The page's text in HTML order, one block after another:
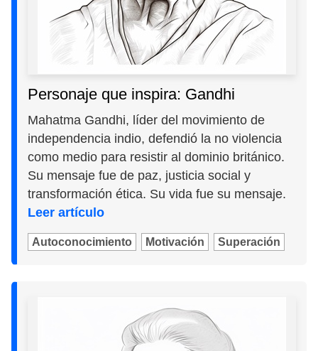
Personaje que inspira: Gandhi
Mahatma Gandhi, líder del movimiento de
independencia indio, defendió la no violencia
como medio para resistir al dominio británico.
Su mensaje fue de paz, justicia social y
transformación ética. Su vida fue su mensaje.
Leer artículo
Autoconocimiento Motivación Superación